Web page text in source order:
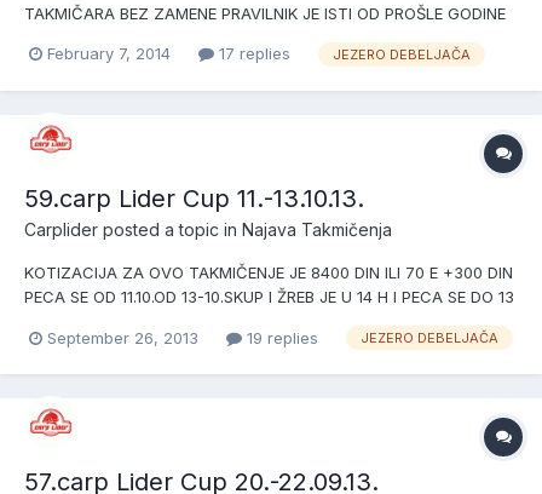
TAKMIČARA BEZ ZAMENE PRAVILNIK JE ISTI OD PROŠLE GODINE
SU------ 1.PEHAR I MEDALJE +800E 2.PEHAR I MEDALJE +500E
February 7, 2014 17 replies JEZERO DEBELJAČA
59.carp Lider Cup 11.-13.10.13.
Carplider posted a topic in Najava Takmičenja
KOTIZACIJA ZA OVO TAKMIČENJE JE 8400 DIN ILI 70 E +300 DIN
PECA SE OD 11.10.OD 13-10.SKUP I ŽREB JE U 14 H I PECA SE DO 13
RUČAK ZA SVE UČESNIKE TAKMIČANJA NAGRADE SU PEHARI I
September 26, 2013 19 replies JEZERO DEBELJAČA
57.carp Lider Cup 20.-22.09.13.